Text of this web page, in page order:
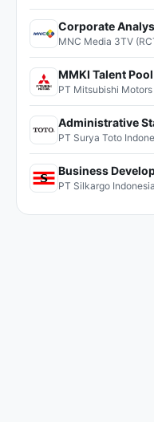
Corporate
MNC Media 3TV
PT Mitsubishi
Administrative
PT Surya Toto
Business
PT Silkargo Indonesia